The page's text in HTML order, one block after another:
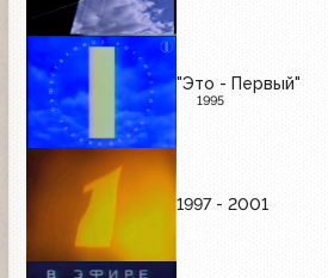
"Это - Первый"
1995
1997 - 2001